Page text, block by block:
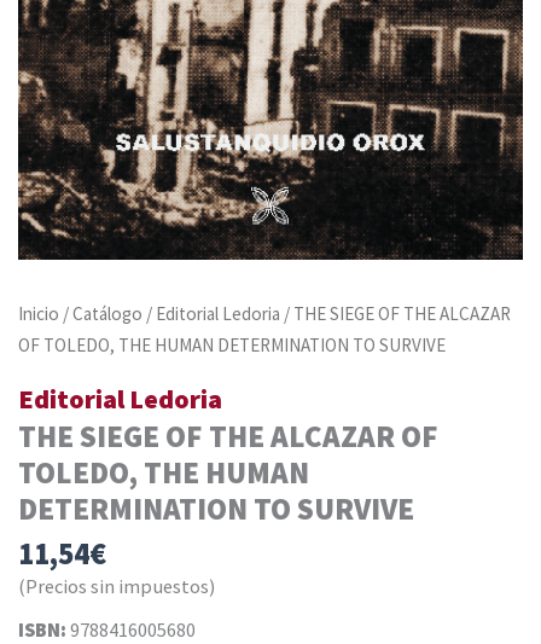
Inicio /Catálogo / Editorial Ledoria / THE SIEGE OF THE ALCAZAR
OF TOLEDO, THE HUMAN DETERMINATION TO SURVIVE
Editorial Ledoria
THE SIEGE OF THE ALCAZAR OF
TOLEDO, THE HUMAN
DETERMINATION TO SURVIVE
11,54€
(Precios sin impuestos)
ISBN: 9788416005680